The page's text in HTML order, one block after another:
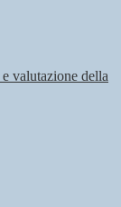
valutazione della